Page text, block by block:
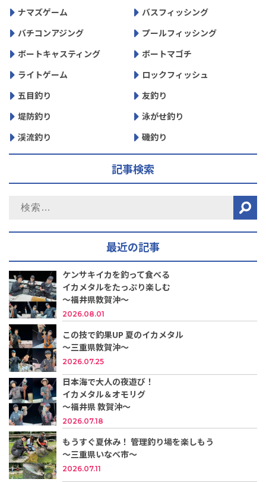
ナマズゲーム
バスフィッシング
バチコンアジング
プールフィッシング
ボートキャスティング
ボートマゴチ
ライトゲーム
ロックフィッシュ
五目釣り
友釣り
堤防釣り
泳がせ釣り
渓流釣り
磯釣り
記事検索
最近の記事
ケンサキイカを釣って食べる
イカメタルをたっぷり楽しむ
～福井県敦賀沖～
2026.08.01
この技で釣果UP 夏のイカメタル
～三重県敦賀沖～
2026.07.25
日本海で大人の夜遊び！
イカメタル＆オモリグ
〜福井県 敦賀沖〜
2026.07.18
もうすぐ夏休み！ 管理釣り場を楽しもう
～三重県いなべ市～
2026.07.11